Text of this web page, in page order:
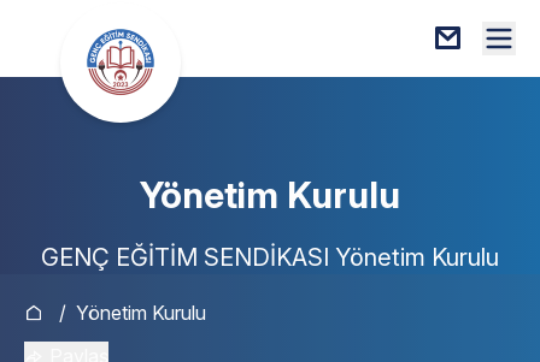
Yönetim Kurulu
GENÇ EĞİTİM SENDİKASI Yönetim Kurulu
/ Yönetim Kurulu